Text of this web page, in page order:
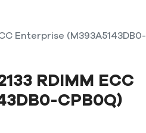
Enterprise (M393A5143DB0-
RDIMM ECC
CPB0Q)